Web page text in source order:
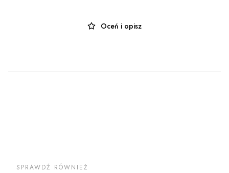
Oceń i opisz
SPRAWDŹ RÓWNIEŻ